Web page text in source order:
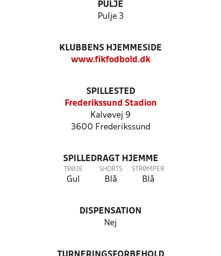
PULJE
Pulje 3
KLUBBENS HJEMMESIDE
www.fikfodbold.dk
SPILLESTED
Frederikssund Stadion
Kalvøvej 9
3600 Frederikssund
SPILLEDRAGT HJEMME
TRØJE
Gul
SHORTS
Blå
STRØMPER
Blå
DISPENSATION
Nej